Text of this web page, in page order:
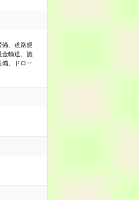
、道路規
金輸送、施
備、ドロー